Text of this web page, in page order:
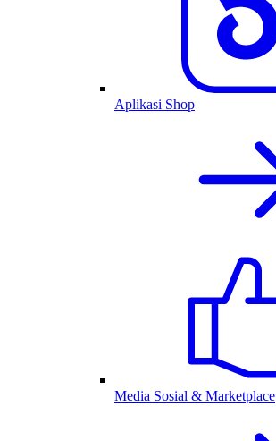
Aplikasi Shop
Media Sosial & Marketplace